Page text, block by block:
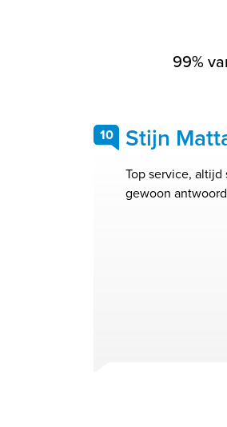
99%
10 Stijn
Top service,
gewoon